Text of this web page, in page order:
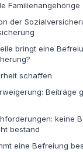
Familienangehörige
der
bringt eine
schaffen
Beiträge
keine
bestand
eine Befreiung